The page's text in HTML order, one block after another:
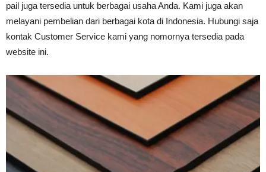
pail juga tersedia untuk berbagai usaha Anda. Kami juga akan
melayani pembelian dari berbagai kota di Indonesia. Hubungi saja
kontak Customer Service kami yang nomornya tersedia pada
website ini.